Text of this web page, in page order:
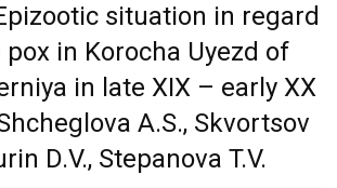
situation in regard
in Korocha Uyezd of
in late XIX – early XX
A.S., Skvortsov
D.V., Stepanova T.V.